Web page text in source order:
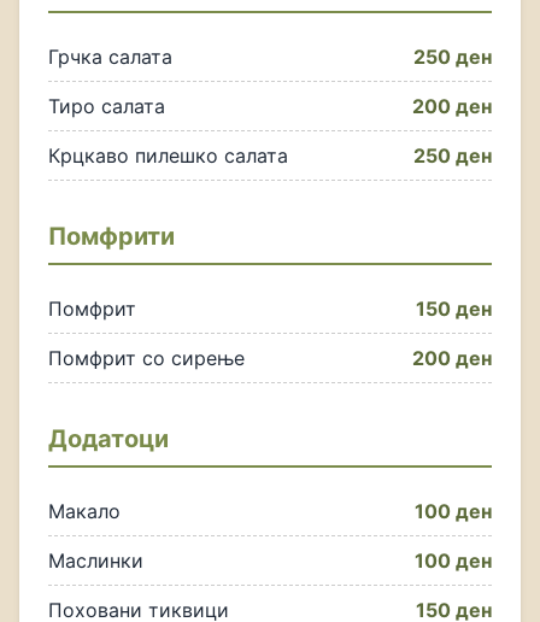
Грчка салата 250 ден
Тиро салата 200 ден
Крцкаво пилешко салата 250 ден
Помфрити
Помфрит 150 ден
Помфрит со сирење 200 ден
Додатоци
Макало 100 ден
Маслинки 100 ден
Поховани тиквици 150 ден